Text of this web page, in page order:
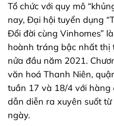
Tổ chức với quy mô
nay, Đại hội tuyển dụng
Đổi đời cùng Vinhomes”
hoành tráng bậc nhất thị
nửa đầu năm 2021.
văn hoá Thanh Niên,
tuần 17 và 18/4 với hàng
dẫn diễn ra xuyên suốt
ngày.